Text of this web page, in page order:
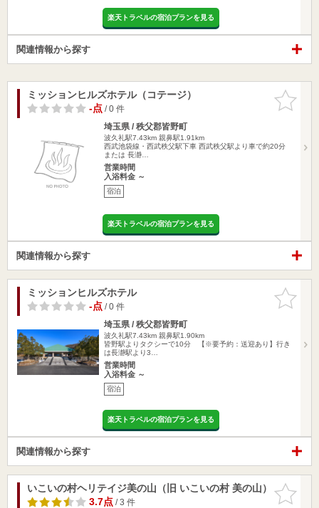
楽天トラベルの宿泊プランを見る
関連情報から探す
お気に入
りに追加
ミッションヒルズホテル（コテージ）
-点/ 0 件
埼玉県 / 秩父郡皆野町
波久礼駅7.43km 親鼻駅1.91km
西武池袋線・西武秩父駅下車 西武秩父駅より車で約20分
または 長瀞…
営業時間
入浴料金 ～
宿泊
楽天トラベルの宿泊プランを見る
関連情報から探す
お気に入
りに追加
ミッションヒルズホテル
-点/ 0 件
埼玉県 / 秩父郡皆野町
波久礼駅7.43km 親鼻駅1.90km
皆野駅よりタクシーで10分 【※要予約：送迎あり】行き
は長瀞駅より3…
営業時間
入浴料金 ～
宿泊
楽天トラベルの宿泊プランを見る
関連情報から探す
お気に入
りに追加
いこいの村ヘリテイジ美の山（旧 いこいの村 美の山）
3.7点/ 3 件